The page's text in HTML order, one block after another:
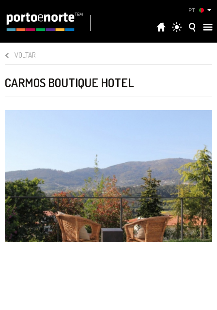
PT
VOLTAR
CARMOS BOUTIQUE HOTEL